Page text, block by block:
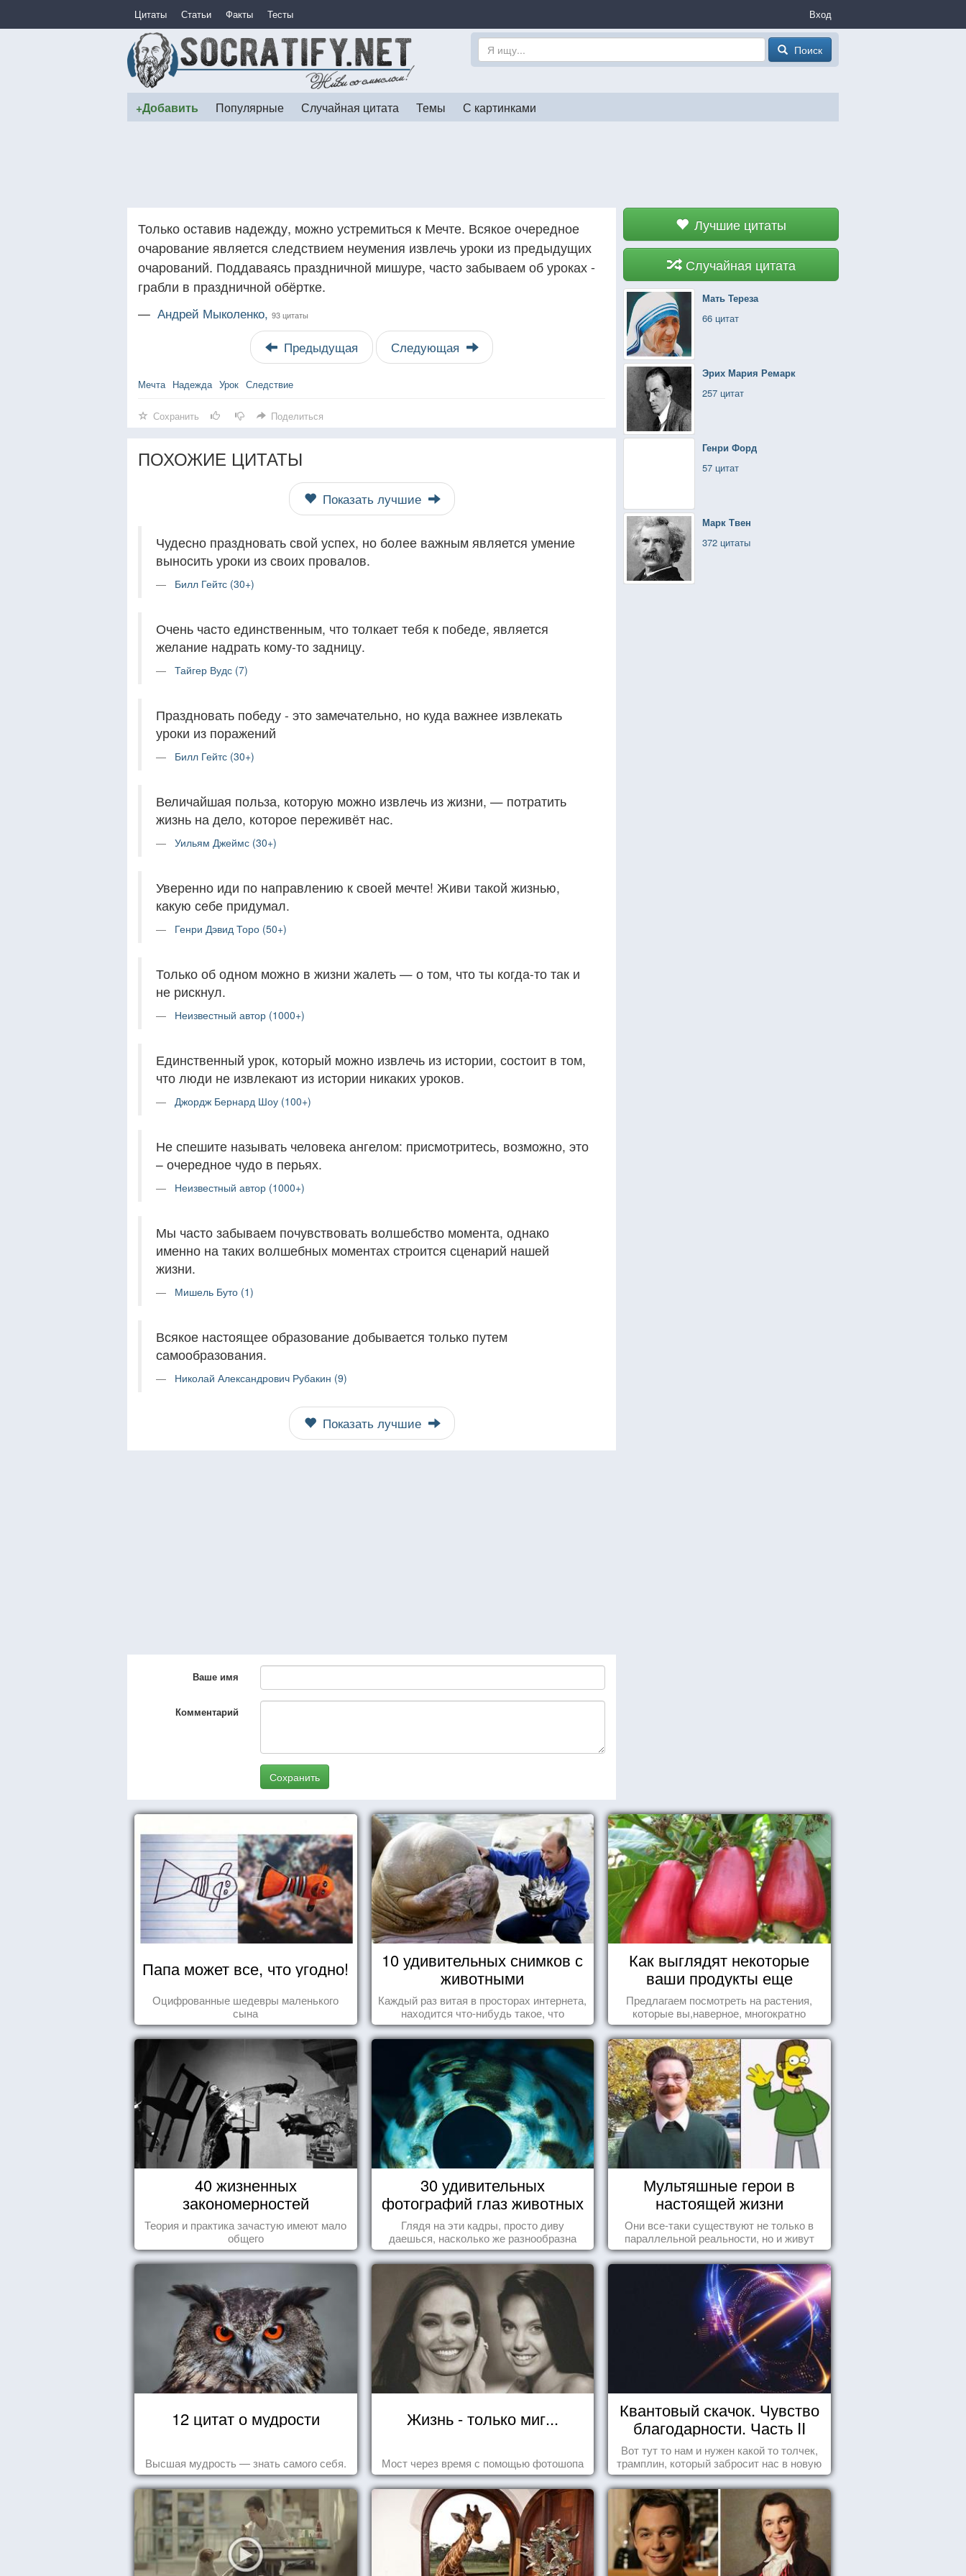
Цитаты Статьи Факты Тесты Вход
Поиск
+Добавить Популярные Случайная цитата Темы С картинками
Лучшие цитаты
Случайная цитата
Мать Тереза
66 цитат
Эрих Мария Ремарк
257 цитат
Генри Форд
57 цитат
Марк Твен
372 цитаты
Только оставив надежду, можно устремиться к Мечте. Всякое очередное
очарование является следствием неумения извлечь уроки из предыдущих
очарований. Поддаваясь праздничной мишуре, часто забываем об уроках -
грабли в праздничной обёртке.
— Андрей Мыколенко, 93 цитаты
Предыдущая Следующая
Мечта Надежда Урок Следствие
Сохранить Поделиться
ПОХОЖИЕ ЦИТАТЫ
Показать лучшие
Чудесно праздновать свой успех, но более важным является умение
выносить уроки из своих провалов.
Билл Гейтс (30+)
Очень часто единственным, что толкает тебя к победе, является
желание надрать кому-то задницу.
Тайгер Вудс (7)
Праздновать победу - это замечательно, но куда важнее извлекать
уроки из поражений
Билл Гейтс (30+)
Величайшая польза, которую можно извлечь из жизни, — потратить
жизнь на дело, которое переживёт нас.
Уильям Джеймс (30+)
Уверенно иди по направлению к своей мечте! Живи такой жизнью,
какую себе придумал.
Генри Дэвид Торо (50+)
Только об одном можно в жизни жалеть — о том, что ты когда-то так и
не рискнул.
Неизвестный автор (1000+)
Единственный урок, который можно извлечь из истории, состоит в том,
что люди не извлекают из истории никаких уроков.
Джордж Бернард Шоу (100+)
Не спешите называть человека ангелом: присмотритесь, возможно, это
– очередное чудо в перьях.
Неизвестный автор (1000+)
Мы часто забываем почувствовать волшебство момента, однако
именно на таких волшебных моментах строится сценарий нашей
жизни.
Мишель Буто (1)
Всякое настоящее образование добывается только путем
самообразования.
Николай Александрович Рубакин (9)
Показать лучшие
Ваше имя
Комментарий
Сохранить
Папа может все, что угодно!
Оцифрованные шедевры маленького
сына
10 удивительных снимков с
животными
Каждый раз витая в просторах интернета,
находится что-нибудь такое, что
заставляет улыбнуться, удивиться,
восхититься...
Как выглядят некоторые
ваши продукты еще
живыми?
Предлагаем посмотреть на растения,
которые вы,наверное, многократно
видели , но никогда не представляли
себе, что употребляете их в пищу.
40 жизненных
закономерностей
Теория и практика зачастую имеют мало
общего
30 удивительных
фотографий глаз животных
Глядя на эти кадры, просто диву
даешься, насколько же разнообразна
природа нашего мира!
Мультяшные герои в
настоящей жизни
Они все-таки существуют не только в
параллельной реальности, но и живут
среди нас с вами.
12 цитат о мудрости
Высшая мудрость — знать самого себя.
Жизнь - только миг...
Мост через время с помощью фотошопа
Квантовый скачок. Чувство
благодарности. Часть II
Вот тут то нам и нужен какой то толчек,
трамплин, который забросит нас в новую
реальность. БЛАГОДАРНОСТЬ.